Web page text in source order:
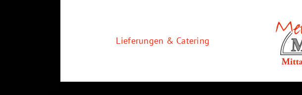
Lieferungen & Catering